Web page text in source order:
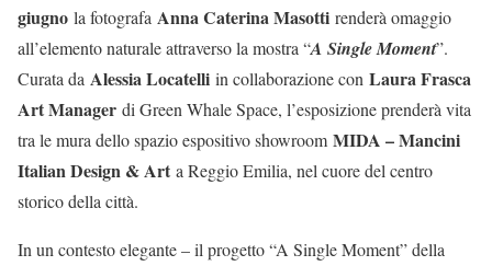
giugno la fotografa Anna Caterina Masotti renderà omaggio
all’elemento naturale attraverso la mostra “A Single Moment”.
Curata da Alessia Locatelli in collaborazione con Laura Frasca
Art Manager di Green Whale Space, l’esposizione prenderà vita
tra le mura dello spazio espositivo showroom MIDA – Mancini
Italian Design & Art a Reggio Emilia, nel cuore del centro
storico della città.
In un contesto elegante – il progetto “A Single Moment” della